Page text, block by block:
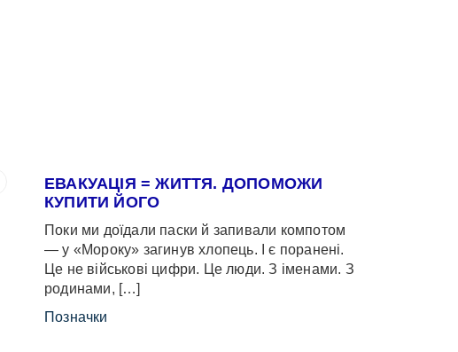
ЕВАКУАЦІЯ = ЖИТТЯ. ДОПОМОЖИ
КУПИТИ ЙОГО
Поки ми доїдали паски й запивали компотом
— у «Мороку» загинув хлопець. І є поранені.
Це не військові цифри. Це люди. З іменами. З
родинами, […]
Позначки